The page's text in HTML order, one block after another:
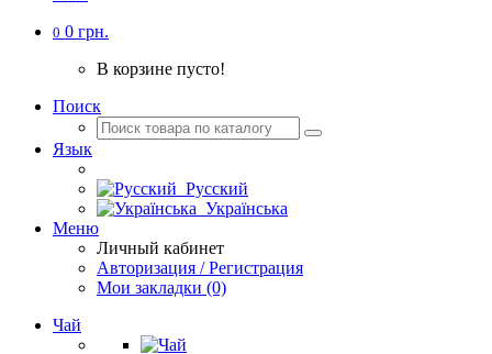
0 0 грн.
В корзине пусто!
Поиск
Язык
Русский
Українська
Меню
Личный кабинет
Авторизация / Регистрация
Мои закладки (0)
Чай